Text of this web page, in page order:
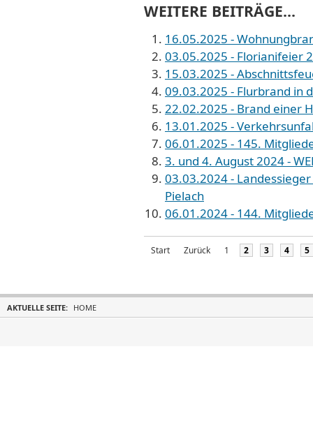
WEITERE BEITRÄGE...
16.05.2025 -
03.05.2025 - Florianifeier
15.03.2025 -
09.03.2025 - Flurbrand in
22.02.2025 - Brand einer
13.01.2025 -
06.01.2025 - 145.
3. und 4. August 2024 -
03.03.2024 -
Pielach
06.01.2024 - 144.
Start Zurück 1 2 3 4 5
AKTUELLE SEITE: HOME